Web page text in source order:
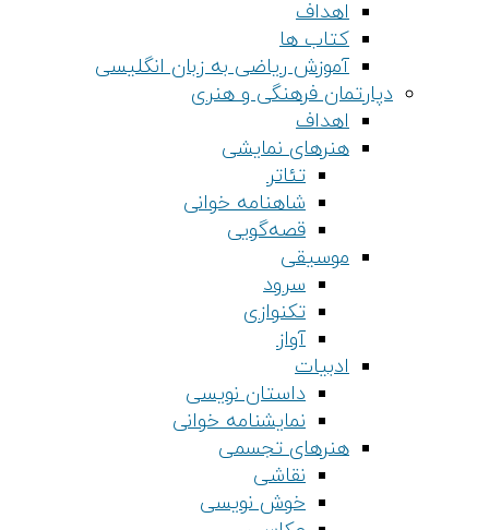
کتاب ها
آموزش ریاضی به زبان انگلیسی
دپارتمان فرهنگی و هنری
هنرهای نمایشی
شاهنامه خوانی
قصه‌گویی
موسیقی
داستان نویسی
نمایشنامه خوانی
هنرهای تجسمی
خوش نویسی